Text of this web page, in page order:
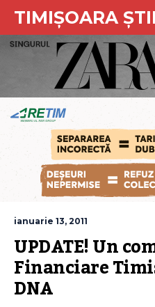
TIMIȘOARA
ianuarie 13, 2011
UPDATE! Un
Financiare
DNA